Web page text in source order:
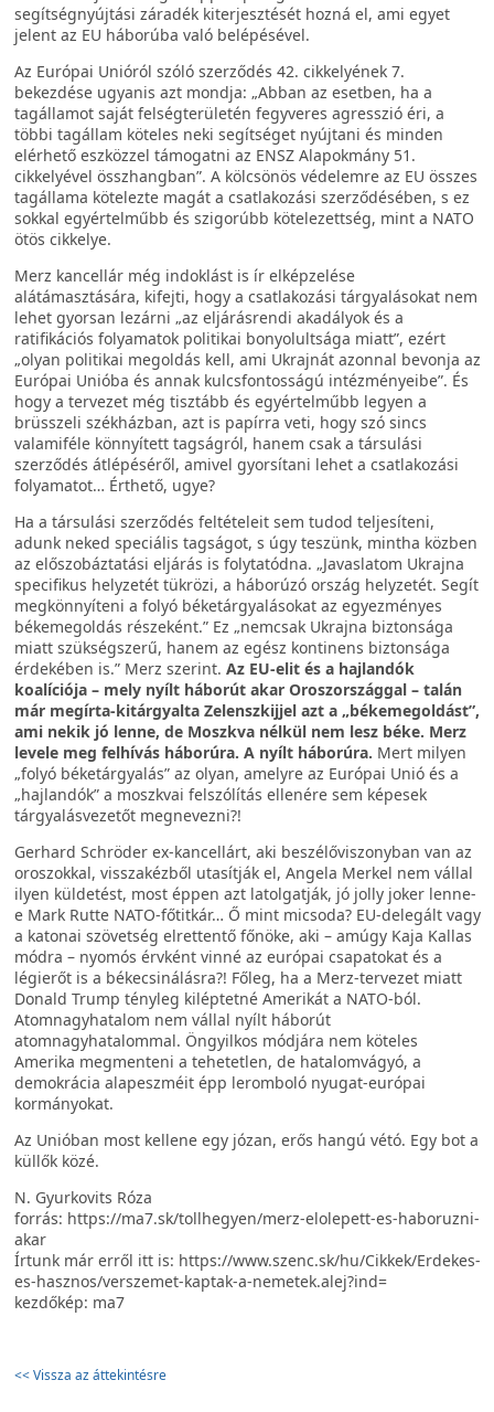
segítségnyújtási záradék kiterjesztését hozná el, ami egyet
jelent az EU háborúba való belépésével.
Az Európai Unióról szóló szerződés 42. cikkelyének 7.
bekezdése ugyanis azt mondja: „Abban az esetben, ha a
tagállamot saját felségterületén fegyveres agresszió éri, a
többi tagállam köteles neki segítséget nyújtani és minden
elérhető eszközzel támogatni az ENSZ Alapokmány 51.
cikkelyével összhangban”. A kölcsönös védelemre az EU összes
tagállama kötelezte magát a csatlakozási szerződésében, s ez
sokkal egyértelműbb és szigorúbb kötelezettség, mint a NATO
ötös cikkelye.
Merz kancellár még indoklást is ír elképzelése
alátámasztására, kifejti, hogy a csatlakozási tárgyalásokat nem
lehet gyorsan lezárni „az eljárásrendi akadályok és a
ratifikációs folyamatok politikai bonyolultsága miatt”, ezért
„olyan politikai megoldás kell, ami Ukrajnát azonnal bevonja az
Európai Unióba és annak kulcsfontosságú intézményeibe”. És
hogy a tervezet még tisztább és egyértelműbb legyen a
brüsszeli székházban, azt is papírra veti, hogy szó sincs
valamiféle könnyített tagságról, hanem csak a társulási
szerződés átlépéséről, amivel gyorsítani lehet a csatlakozási
folyamatot… Érthető, ugye?
Ha a társulási szerződés feltételeit sem tudod teljesíteni,
adunk neked speciális tagságot, s úgy teszünk, mintha közben
az előszobáztatási eljárás is folytatódna. „Javaslatom Ukrajna
specifikus helyzetét tükrözi, a háborúzó ország helyzetét. Segít
megkönnyíteni a folyó béketárgyalásokat az egyezményes
békemegoldás részeként.” Ez „nemcsak Ukrajna biztonsága
miatt szükségszerű, hanem az egész kontinens biztonsága
érdekében is.” Merz szerint. Az EU-elit és a hajlandók
koalíciója – mely nyílt háborút akar Oroszországgal – talán
már megírta-kitárgyalta Zelenszkijjel azt a „békemegoldást”,
ami nekik jó lenne, de Moszkva nélkül nem lesz béke. Merz
levele meg felhívás háborúra. A nyílt háborúra. Mert milyen
„folyó béketárgyalás” az olyan, amelyre az Európai Unió és a
„hajlandók” a moszkvai felszólítás ellenére sem képesek
tárgyalásvezetőt megnevezni?!
Gerhard Schröder ex-kancellárt, aki beszélőviszonyban van az
oroszokkal, visszakézből utasítják el, Angela Merkel nem vállal
ilyen küldetést, most éppen azt latolgatják, jó jolly joker lenne-
e Mark Rutte NATO-főtitkár… Ő mint micsoda? EU-delegált vagy
a katonai szövetség elrettentő főnöke, aki – amúgy Kaja Kallas
módra – nyomós érvként vinné az európai csapatokat és a
légierőt is a békecsinálásra?! Főleg, ha a Merz-tervezet miatt
Donald Trump tényleg kiléptetné Amerikát a NATO-ból.
Atomnagyhatalom nem vállal nyílt háborút
atomnagyhatalommal. Öngyilkos módjára nem köteles
Amerika megmenteni a tehetetlen, de hatalomvágyó, a
demokrácia alapeszméit épp leromboló nyugat-európai
kormányokat.
Az Unióban most kellene egy józan, erős hangú vétó. Egy bot a
küllők közé.
N. Gyurkovits Róza
forrás: https://ma7.sk/tollhegyen/merz-elolepett-es-haboruzni-
akar
Írtunk már erről itt is: https://www.szenc.sk/hu/Cikkek/Erdekes-
es-hasznos/verszemet-kaptak-a-nemetek.alej?ind=
kezdőkép: ma7
<< Vissza az áttekintésre